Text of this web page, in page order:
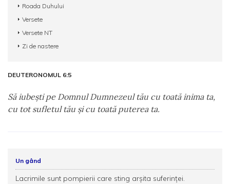
Roada Duhului
Versete
Versete NT
Zi de nastere
DEUTERONOMUL 6:5
Să iubeşti pe Domnul Dumnezeul tău cu toată inima ta,
cu tot sufletul tău şi cu toată puterea ta.
Un gând
Lacrimile sunt pompierii care sting arșita suferinței.